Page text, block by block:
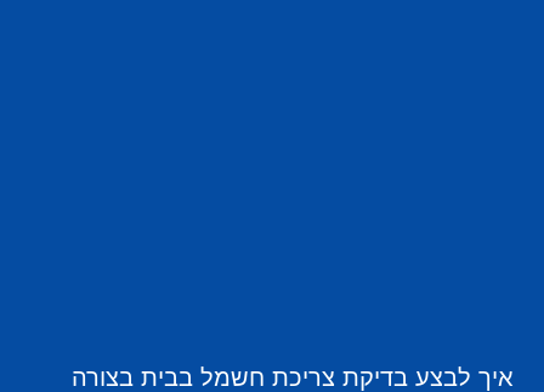
איך לבצע בדיקת צריכת חשמל בבית בצורה